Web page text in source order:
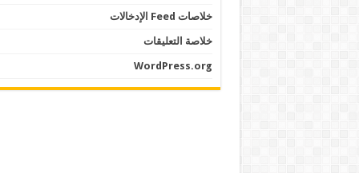
خلاصات Feed الإدخالات
خلاصة التعليقات
WordPress.org